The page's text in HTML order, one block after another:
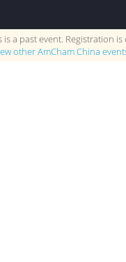
is a past event. Registration is
otherAmCham China